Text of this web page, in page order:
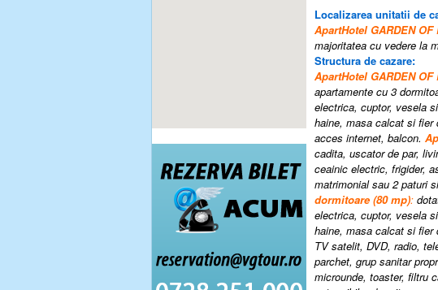
Localizarea unitatii de
ApartHotel GARDEN OF
majoritatea cu vedere la
Structura de cazare:
ApartHotel GARDEN OF
apartamente cu 3
electrica, cuptor, vesela
haine, masa calcat si fier
acces internet, balcon.
cadita, uscator de par,
ceainic electric, frigider,
matrimonial sau 2 paturi
dormitoare (80 mp):
electrica, cuptor, vesela
haine, masa calcat si fier
TV satelit, DVD, radio,
parchet, grup sanitar
microunde, toaster, filtru